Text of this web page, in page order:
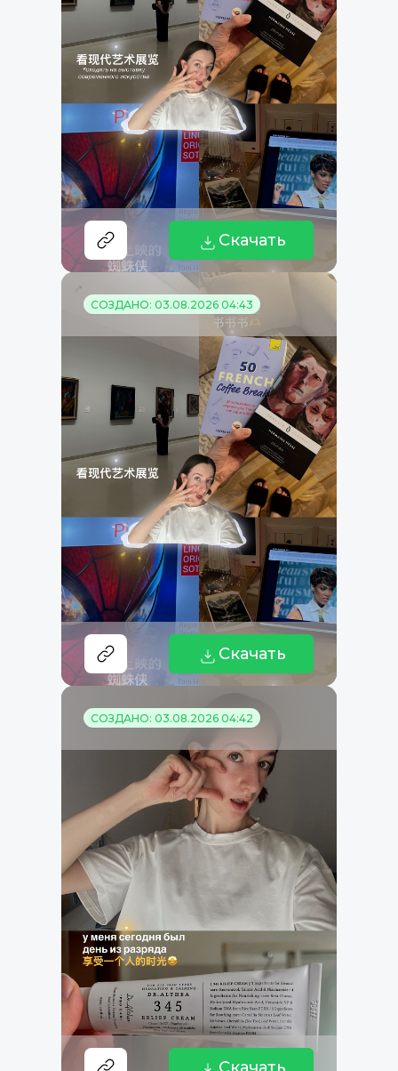
Скачать
СОЗДАНО: 03.08.2026 04:43
Скачать
СОЗДАНО: 03.08.2026 04:42